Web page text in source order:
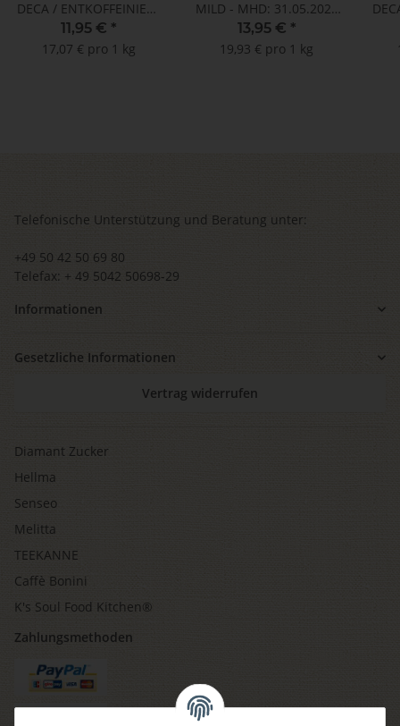
DECA / ENTKOFFEINIERT
- MHD: 30.06.2024 !!!
(100 Pads im
11,95 € *
17,07 € pro 1 kg
MILD - MHD: 31.05.2026
Megabeutel)
13,95 € *
19,93 € pro 1 kg
Telefonische Unterstützung und Beratung unter:
+49 50 42 50 69 80
Telefax: + 49 5042 50698-29
Informationen
Gesetzliche Informationen
Vertrag widerrufen
Diamant Zucker
Hellma
Senseo
Melitta
TEEKANNE
Caffè Bonini
K's Soul Food Kitchen®
Zahlungsmethoden